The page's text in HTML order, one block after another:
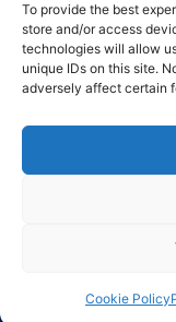
To provide the best
store and/or access
technologies will allow
unique IDs on this site.
adversely affect certain
Cookie Policy
Ronda
Tel / Fax